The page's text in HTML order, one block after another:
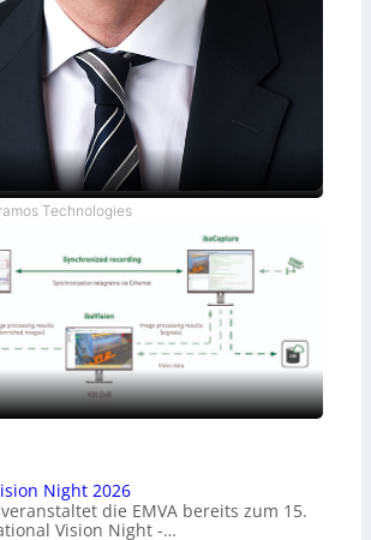
Technologies
Night 2026
die EMVA bereits zum 15.
Vision Night -…